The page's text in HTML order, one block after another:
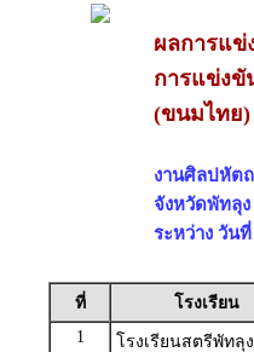
ผลการแข่
การแข่งขั
(ขนมไทย)
งานศิลปหัต
จังหวัดพัทลุง
ระหว่าง วัน
ที่ โรงเรียน
1
โรงเรียนสตรีพัทลุง